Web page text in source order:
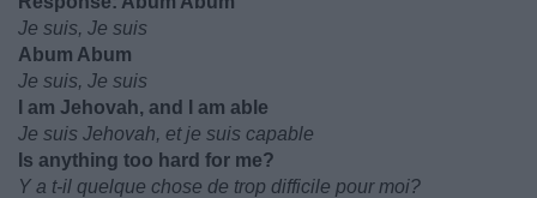
Je suis, Je suis
Abum Abum
Je suis, Je suis
I am Jehovah, and I am able
Je suis Jehovah, et je suis capable
Is anything too hard for me?
Y a t-il quelque chose de trop difficile pour moi?